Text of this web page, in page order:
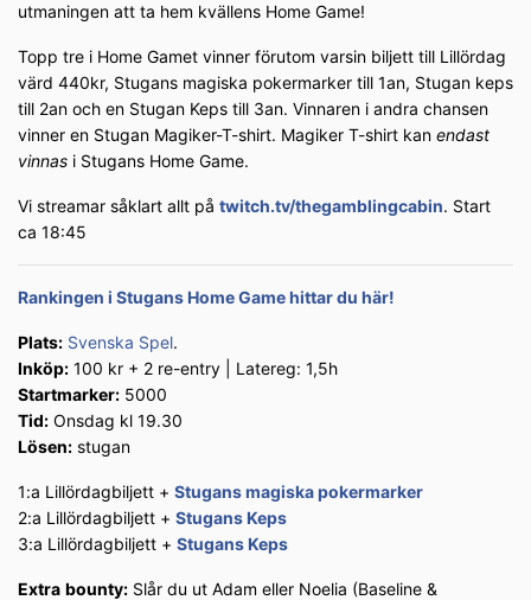
utmaningen att ta hem kvällens Home Game!
Topp tre i Home Gamet vinner förutom varsin biljett till Lillördag
värd 440kr, Stugans magiska pokermarker till 1an, Stugan keps
till 2an och en Stugan Keps till 3an. Vinnaren i andra chansen
vinner en Stugan Magiker-T-shirt. Magiker T-shirt kan endast
vinnas i Stugans Home Game.
Vi streamar såklart allt på twitch.tv/thegamblingcabin. Start
ca 18:45
Rankingen i Stugans Home Game hittar du här!
Plats: Svenska Spel.
Inköp: 100 kr + 2 re-entry | Latereg: 1,5h
Startmarker: 5000
Tid: Onsdag kl 19.30
Lösen: stugan
1:a Lillördagbiljett + Stugans magiska pokermarker
2:a Lillördagbiljett + Stugans Keps
3:a Lillördagbiljett + Stugans Keps
Extra bounty: Slår du ut Adam eller Noelia (Baseline &